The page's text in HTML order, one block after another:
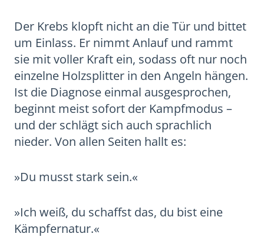
Der Krebs klopft nicht an die Tür und bittet
um Einlass. Er nimmt Anlauf und rammt
sie mit voller Kraft ein, sodass oft nur noch
einzelne Holzsplitter in den Angeln hängen.
Ist die Diagnose einmal ausgesprochen,
beginnt meist sofort der Kampfmodus –
und der schlägt sich auch sprachlich
nieder. Von allen Seiten hallt es:
»Du musst stark sein.«
»Ich weiß, du schaffst das, du bist eine
Kämpfernatur.«